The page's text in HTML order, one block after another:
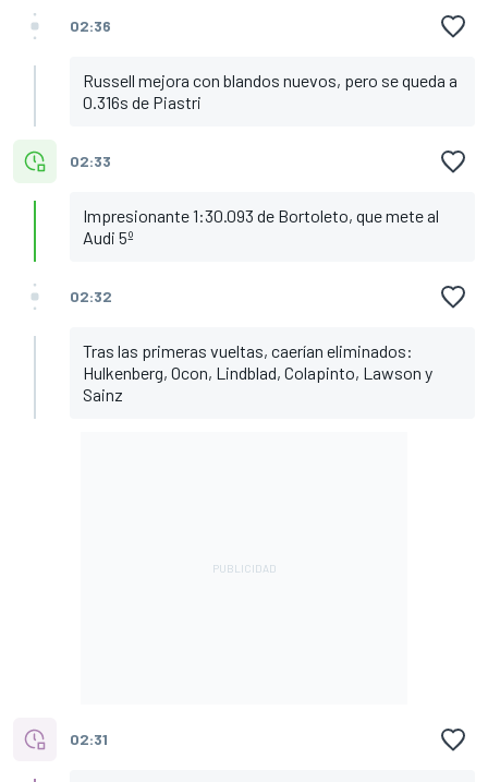
02:36
Russell mejora con blandos nuevos, pero se queda a
0.316s de Piastri
02:33
Impresionante 1:30.093 de Bortoleto, que mete al
Audi 5º
02:32
Tras las primeras vueltas, caerían eliminados:
Hulkenberg, Ocon, Lindblad, Colapinto, Lawson y
Sainz
02:31